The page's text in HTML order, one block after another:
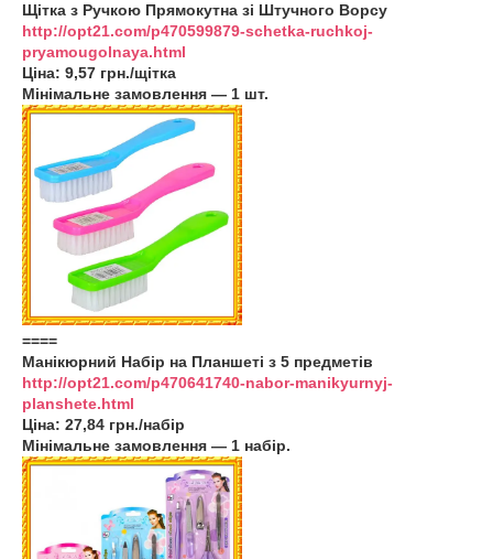
Щітка з Ручкою Прямокутна зі Штучного Ворсу
http://opt21.com/p470599879-schetka-ruchkoj-
pryamougolnaya.html
Ціна: 9,57 грн./щітка
Мінімальне замовлення — 1 шт.
====
Манікюрний Набір на Планшеті з 5 предметів
http://opt21.com/p470641740-nabor-manikyurnyj-
planshete.html
Ціна: 27,84 грн./набір
Мінімальне замовлення — 1 набір.